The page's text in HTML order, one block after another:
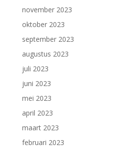
november 2023
oktober 2023
september 2023
augustus 2023
juli 2023
juni 2023
mei 2023
april 2023
maart 2023
februari 2023